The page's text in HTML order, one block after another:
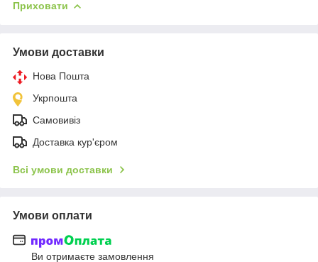
Приховати
Умови доставки
Нова Пошта
Укрпошта
Самовивіз
Доставка кур'єром
Всі умови доставки
Умови оплати
Ви отримаєте замовлення